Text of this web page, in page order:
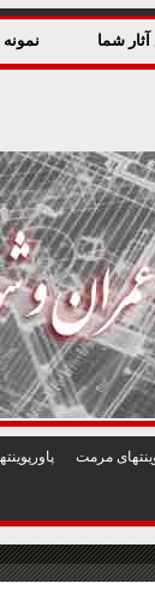
شما نمونه
مرمت